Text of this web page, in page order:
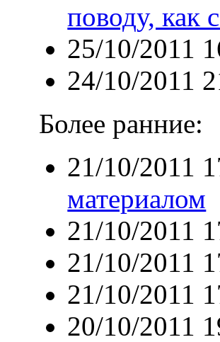
поводу, как
25/10/2011
24/10/2011
Более ранние:
21/10/2011
материалом
21/10/2011
21/10/2011
21/10/2011
20/10/2011